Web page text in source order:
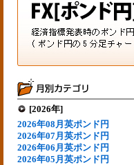
[2026年]
2026年08月英ポンド円
2026年07月英ポンド円
2026年06月英ポンド円
2026年05月英ポンド円